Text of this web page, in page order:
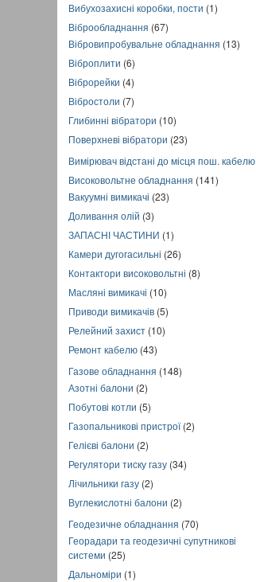
Вибухозахисні коробки, пости (1)
Віброобладнання (67)
Вібровипробувальне обладнання (13)
Віброплити (6)
Віброрейки (4)
Вібростоли (7)
Глибинні вібратори (10)
Поверхневі вібратори (23)
Вимірювач відстані до місця пош. кабелю
Високовольтне обладнання (141)
Вакуумні вимикачі (23)
Доливання олій (3)
ЗАПАСНІ ЧАСТИНИ (1)
Камери дугогасильні (26)
Контактори високовольтні (8)
Масляні вимикачі (10)
Приводи вимикачів (5)
Релейний захист (10)
Ремонт кабелю (43)
Газове обладнання (148)
Азотні балони (2)
Побутові котли (5)
Газопальникові пристрої(2)
Гелієві балони (2)
Регулятори тиску газу (34)
Лічильники газу (2)
Вуглекислотні балони (2)
Геодезичне обладнання (70)
Георадари та геодезичні супутникові
системи (25)
Дальноміри (1)